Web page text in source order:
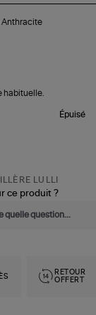
Anthracite
habituelle.
Épuisé
LULLI
ce produit ?
RETOUR
OFFERT